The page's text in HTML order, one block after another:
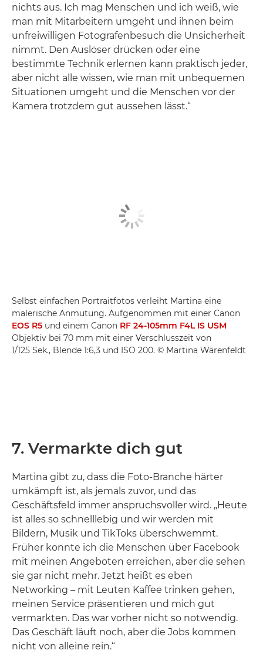
nichts aus. Ich mag Menschen und ich weiß, wie
man mit Mitarbeitern umgeht und ihnen beim
unfreiwilligen Fotografenbesuch die Unsicherheit
nimmt. Den Auslöser drücken oder eine
bestimmte Technik erlernen kann praktisch jeder,
aber nicht alle wissen, wie man mit unbequemen
Situationen umgeht und die Menschen vor der
Kamera trotzdem gut aussehen lässt.“
Selbst einfachen Portraitfotos verleiht Martina eine
malerische Anmutung. Aufgenommen mit einer Canon
EOS R5 und einem Canon RF 24-105mm F4L IS USM
Objektiv bei 70 mm mit einer Verschlusszeit von
1/125 Sek., Blende 1:6,3 und ISO 200. © Martina Wärenfeldt
7. Vermarkte dich gut
Martina gibt zu, dass die Foto-Branche härter
umkämpft ist, als jemals zuvor, und das
Geschäftsfeld immer anspruchsvoller wird. „Heute
ist alles so schnelllebig und wir werden mit
Bildern, Musik und TikToks überschwemmt.
Früher konnte ich die Menschen über Facebook
mit meinen Angeboten erreichen, aber die sehen
sie gar nicht mehr. Jetzt heißt es eben
Networking – mit Leuten Kaffee trinken gehen,
meinen Service präsentieren und mich gut
vermarkten. Das war vorher nicht so notwendig.
Das Geschäft läuft noch, aber die Jobs kommen
nicht von alleine rein.“